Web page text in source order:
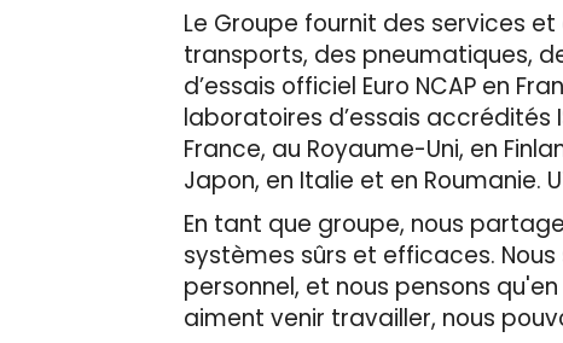
Le Groupe fournit des services
transports, des pneumatiques,
d’essais officiel Euro NCAP en
laboratoires d’essais accrédités
France, au Royaume-Uni, en
Japon, en Italie et en Roumanie.
En tant que groupe, nous
systèmes sûrs et efficaces.
personnel, et nous pensons
aiment venir travailler, nous